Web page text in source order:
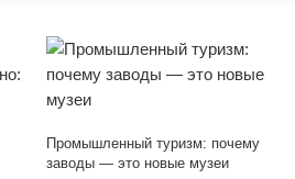
Промышленный туризм: почему
заводы — это новые музеи